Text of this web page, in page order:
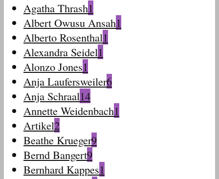
Agatha Thrash1
Albert Owusu Ansah1
Alberto Rosenthal1
Alexandra Seidel1
Alonzo Jones1
Anja Laufersweiler6
Anja Schraal14
Annette Weidenbach1
Artikel2
Beathe Krueger9
Bernd Bangert9
Bernhard Kappes1